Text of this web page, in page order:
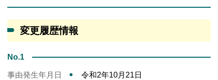
変更履歴情報
No.1
事由発生年月日
令和2年10月21日